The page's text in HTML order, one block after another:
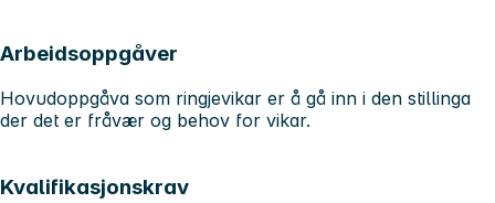
Arbeidsoppgåver
Hovudoppgåva som ringjevikar er å gå inn i den stillinga
der det er fråvær og behov for vikar.
Kvalifikasjonskrav